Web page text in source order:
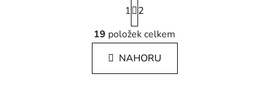
O
v
l
á
d
t
r
á
n
k
1
2
19 položek celkem
NAHORU